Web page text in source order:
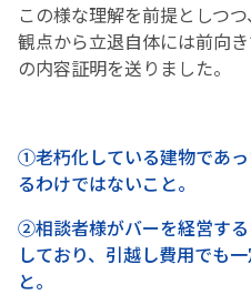
この様な理解を前提としつ
観点から立退自体には前向
の内容証明を送りました。
①老朽化している建物であ
るわけではないこと。
②相談者様がバーを経営す
しており、引越し費用でも
と。